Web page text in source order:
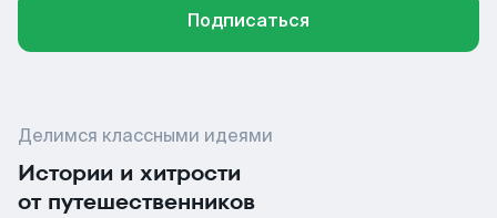
Подписаться
Делимся классными идеями
Истории и хитрости
от путешественников